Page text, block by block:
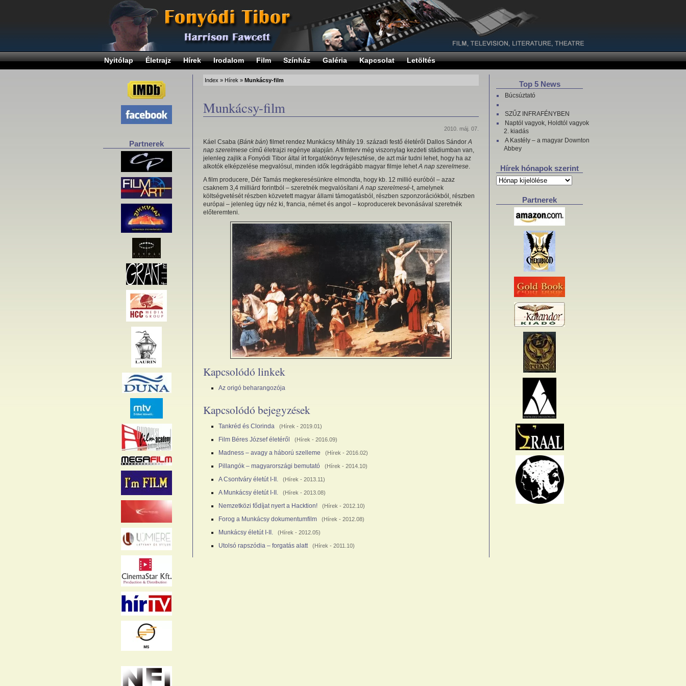
Nyitólap Életrajz Hírek Irodalom Film Színház Galéria Kapcsolat Letöltés
Partnerek
Index » Hírek » Munkácsy-film
Munkácsy-film
2010. máj. 07.
Káel Csaba (Bánk bán) filmet rendez Munkácsy Mihály 19. századi festő életéről Dallos SándorA
nap szerelmese című életrajzi regénye alapján. A filmterv még viszonylag kezdeti stádiumban van,
jelenleg zajlik a Fonyódi Tibor által írt forgatókönyv fejlesztése, de azt már tudni lehet, hogy ha az
alkotók elképzelése megvalósul, minden idők legdrágább magyar filmje lehetA nap szerelmese.
A film producere, Dér Tamás megkeresésünkre elmondta, hogy kb. 12 millió euróból – azaz
csaknem 3,4 milliárd forintból – szeretnék megvalósítaniA nap szerelmesé-t, amelynek
költségvetését részben közvetett magyar állami támogatásból, részben szponzorációkból, részben
európai – jelenleg úgy néz ki, francia, német és angol – koproducerek bevonásával szeretnék
előteremteni.
Kapcsolódó linkek
Az origó beharangozója
Kapcsolódó bejegyzések
Tankréd és Clorinda (Hírek - 2019.01)
Film Béres József életéről (Hírek - 2016.09)
Madness – avagy a háború szelleme (Hírek - 2016.02)
Pillangók – magyarországi bemutató (Hírek - 2014.10)
A Csontváry életút I-II. (Hírek - 2013.11)
A Munkácsy életút I-II. (Hírek - 2013.08)
Nemzetközi fődíjat nyert a Hacktion! (Hírek - 2012.10)
Forog a Munkácsy dokumentumfilm (Hírek - 2012.08)
Munkácsy életút I-II. (Hírek - 2012.05)
Utolsó rapszódia – forgatás alatt (Hírek - 2011.10)
Top 5 News
Búcsúztató
SZŰZ INFRAFÉNYBEN
Naptól vagyok, Holdtól vagyok
2. kiadás
A Kastély – a magyar Downton
Abbey
Hírek hónapok szerint
Hírek
hónapok
Partnerek